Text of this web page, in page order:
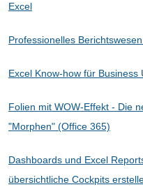
Excel
Professionelles
Excel Know-how für Business
Folien mit WOW-Effekt - Die
"Morphen" (Office 365)
Dashboards und Excel
übersichtliche Cockpits